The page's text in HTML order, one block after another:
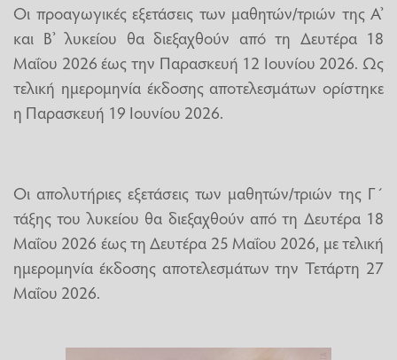
Οι προαγωγικές εξετάσεις των μαθητών/τριών της Α’
και Β’ λυκείου θα διεξαχθούν από τη Δευτέρα 18
Μαΐου 2026 έως την Παρασκευή 12 Ιουνίου 2026. Ως
τελική ημερομηνία έκδοσης αποτελεσμάτων ορίστηκε
η Παρασκευή 19 Ιουνίου 2026.
Οι απολυτήριες εξετάσεις των μαθητών/τριών της Γ΄
τάξης του λυκείου θα διεξαχθούν από τη Δευτέρα 18
Μαΐου 2026 έως τη Δευτέρα 25 Μαΐου 2026, με τελική
ημερομηνία έκδοσης αποτελεσμάτων την Τετάρτη 27
Μαΐου 2026.